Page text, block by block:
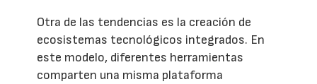
Otra de las tendencias es la creación de
ecosistemas tecnológicos integrados. En
este modelo, diferentes herramientas
comparten una misma plataforma